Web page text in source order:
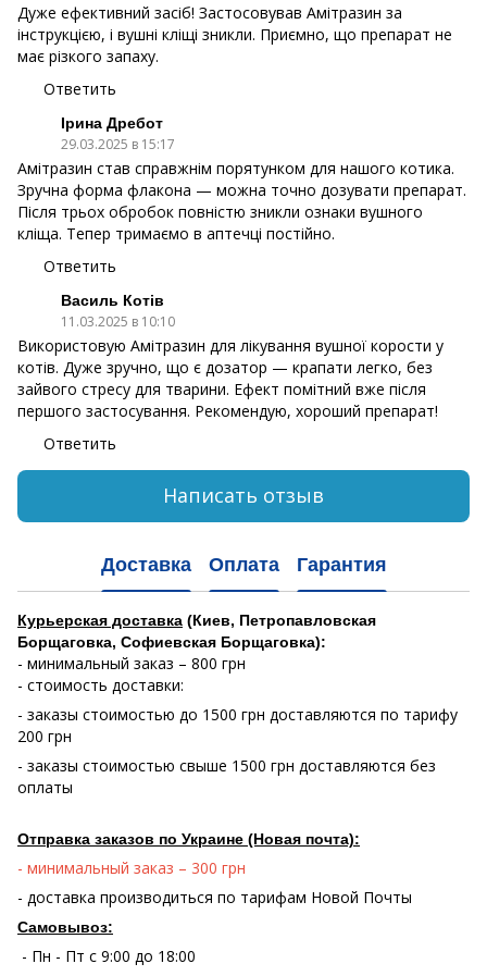
Дуже ефективний засіб! Застосовував Амітразин за
інструкцією, і вушні кліщі зникли. Приємно, що препарат не
має різкого запаху.
Ответить
Ірина Дребот
29.03.2025 в 15:17
Амітразин став справжнім порятунком для нашого котика.
Зручна форма флакона — можна точно дозувати препарат.
Після трьох обробок повністю зникли ознаки вушного
кліща. Тепер тримаємо в аптечці постійно.
Ответить
Василь Котів
11.03.2025 в 10:10
Використовую Амітразин для лікування вушної корости у
котів. Дуже зручно, що є дозатор — крапати легко, без
зайвого стресу для тварини. Ефект помітний вже після
першого застосування. Рекомендую, хороший препарат!
Ответить
Написать отзыв
Доставка Оплата Гарантия
Курьерская доставка (Киев, Петропавловская
Борщаговка, Софиевская Борщаговка):
- минимальный заказ – 800 грн
- стоимость доставки:
- заказы стоимостью до 1500 грн доставляются по тарифу
200 грн
- заказы стоимостью свыше 1500 грн доставляются без
оплаты
Отправка заказов по Украине (Новая почта):
- минимальный заказ – 300 грн
- доставка производиться по тарифам Новой Почты
Самовывоз:
- Пн - Пт с 9:00 до 18:00